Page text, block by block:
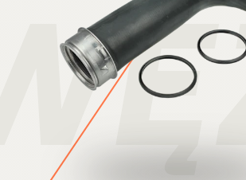
Warsztaty
Dystrybutorzy
O nas